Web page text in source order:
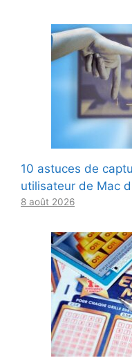
10 astuces de
utilisateur de Mac
8 août 2026